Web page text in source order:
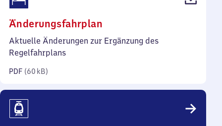
Änderungsfahrplan
60
Aktuelle Änderungen zur Ergänzung des
Regelfahrplans
PDF (60 kB)